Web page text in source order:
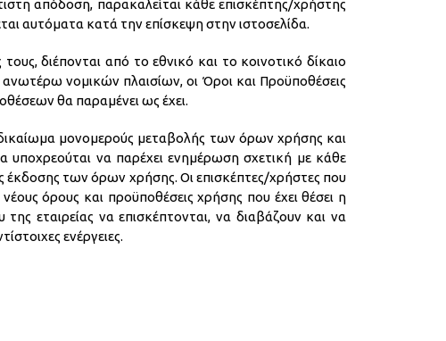
απόδοση, παρακαλείται κάθε επισκέπτης/χρήστης
αυτόματα κατά την επίσκεψη στην ιστοσελίδα.
διέπονται από το εθνικό και το κοινοτικό δίκαιο
νομικών πλαισίων, οι Όροι και Προϋποθέσεις
θα παραμένει ως έχει.
μονομερούς μεταβολής των όρων χρήσης και
να παρέχει ενημέρωση σχετική με κάθε
των όρων χρήσης. Οι επισκέπτες/χρήστες που
όρους και προϋποθέσεις χρήσης που έχει θέσει η
εταιρείας να επισκέπτονται, να διαβάζουν και να
ενέργειες.